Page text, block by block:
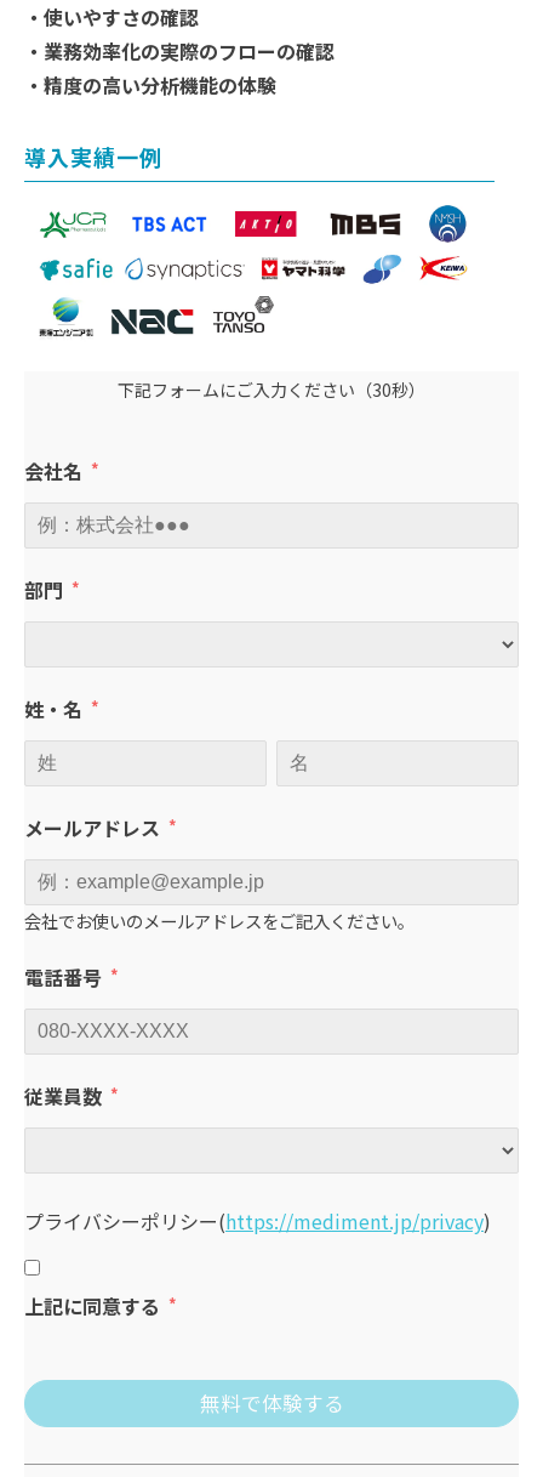
・使いやすさの確認
・業務効率化の実際のフローの確認
・精度の高い分析機能の体験
導入実績一例
下記フォームにご入力ください（30秒）
会社名
部門
姓・名
メールアドレス
会社でお使いのメールアドレスをご記入ください。
電話番号
従業員数
プライバシーポリシー(https://mediment.jp/privacy)
上記に同意する